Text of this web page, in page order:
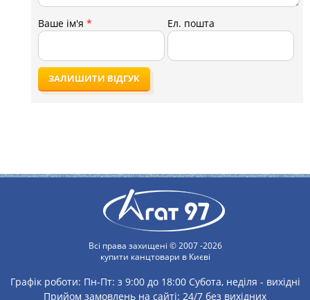
Ваше ім'я* Ел. пошта
ЗАЛИШИТИ ВІДГУК
Всі права захищені © 2007 -2026
купити канцтовари в Києві
Графік роботи: Пн-Пт: з 9:00 до 18:00 Субота, неділя - вихідні
Прийом замовлень на сайті: 24/7 без вихідних